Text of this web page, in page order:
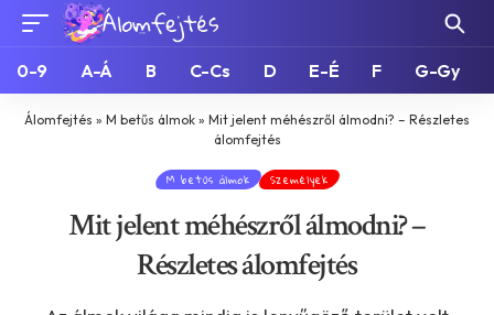
0-9 A-Á B C-Cs D E-É F G-Gy
Álomfejtés » M betűs álmok » Mit jelent méhészről álmodni? – Részletes
álomfejtés
M betűs álmok Személyek
Mit jelent méhészről álmodni? –
Részletes álomfejtés